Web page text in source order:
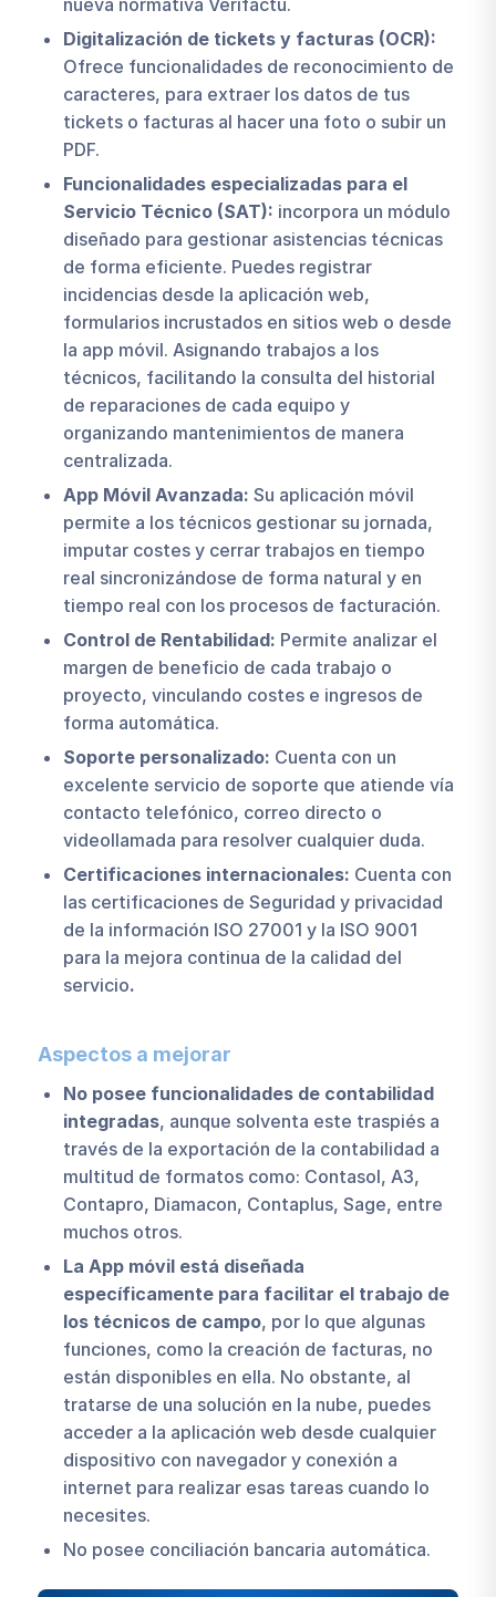
Digitalización de tickets y facturas (OCR):
Ofrece funcionalidades de reconocimiento de
caracteres, para extraer los datos de tus
tickets o facturas al hacer una foto o subir un
PDF.
Funcionalidades especializadas para el
Servicio Técnico (SAT): incorpora un módulo
diseñado para gestionar asistencias técnicas
de forma eficiente. Puedes registrar
incidencias desde la aplicación web,
formularios incrustados en sitios web o desde
la app móvil. Asignando trabajos a los
técnicos, facilitando la consulta del historial
de reparaciones de cada equipo y
organizando mantenimientos de manera
centralizada.
App Móvil Avanzada: Su aplicación móvil
permite a los técnicos gestionar su jornada,
imputar costes y cerrar trabajos en tiempo
real sincronizándose de forma natural y en
tiempo real con los procesos de facturación.
Control de Rentabilidad: Permite analizar el
margen de beneficio de cada trabajo o
proyecto, vinculando costes e ingresos de
forma automática.
Soporte personalizado: Cuenta con un
excelente servicio de soporte que atiende vía
contacto telefónico, correo directo o
videollamada para resolver cualquier duda.
Certificaciones internacionales: Cuenta con
las certificaciones de Seguridad y privacidad
de la información ISO 27001 y la ISO 9001
para la mejora continua de la calidad del
servicio.
Aspectos a mejorar
No posee funcionalidades de contabilidad
integradas, aunque solventa este traspiés a
través de la exportación de la contabilidad a
multitud de formatos como: Contasol, A3,
Contapro, Diamacon, Contaplus, Sage, entre
muchos otros.
La App móvil está diseñada
específicamente para facilitar el trabajo de
los técnicos de campo, por lo que algunas
funciones, como la creación de facturas, no
están disponibles en ella. No obstante, al
tratarse de una solución en la nube, puedes
acceder a la aplicación web desde cualquier
dispositivo con navegador y conexión a
internet para realizar esas tareas cuando lo
necesites.
No posee conciliación bancaria automática.